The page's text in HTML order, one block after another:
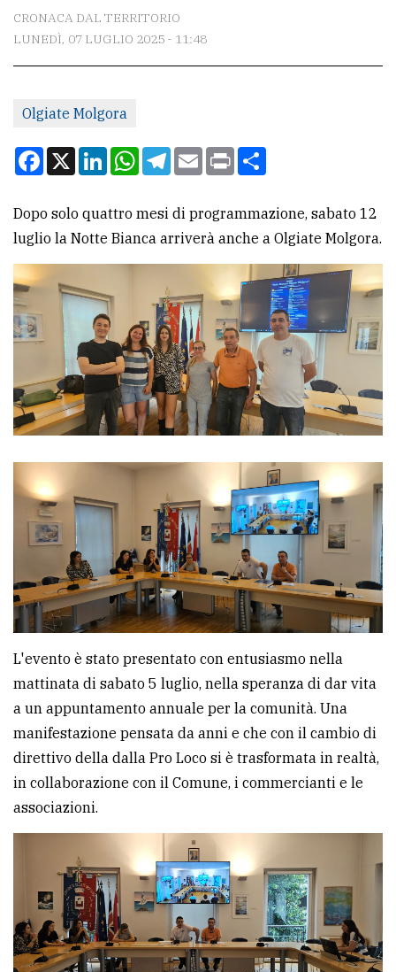
CONTATTI
Scrivici
Per
la
pubblicità
CERCA
Cerca
per
comune
Ricerca
avanzata
LE
ALTRE
TESTATE
PRIVACY
policy
Cookie
policy
CRONACA DAL TERRITORIO
LUNEDÌ, 07 LUGLIO 2025 - 11:48
Olgiate Molgora
Facebook
X LinkedInWhatsApp
Telegram
EmailPrint
Dopo solo quattro mesi di programmazione, sabato 12
luglio la Notte Bianca arriverà anche a Olgiate Molgora.
L'evento è stato presentato con entusiasmo nella
mattinata di sabato 5 luglio, nella speranza di dar vita
a un appuntamento annuale per la comunità. Una
manifestazione pensata da anni e che con il cambio di
direttivo della dalla Pro Loco si è trasformata in realtà,
in collaborazione con il Comune, i commercianti e le
associazioni.